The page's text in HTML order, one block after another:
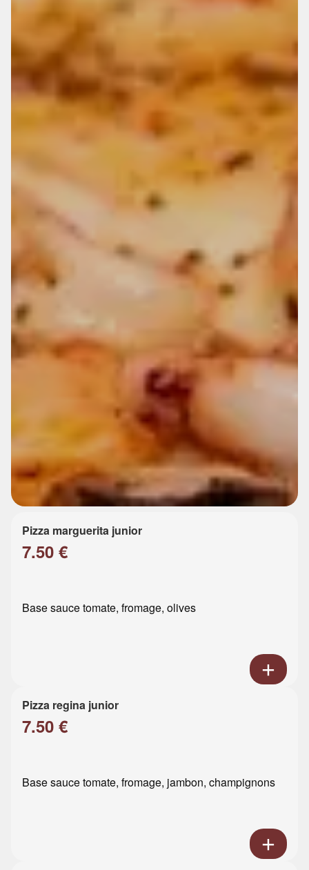
Pizza marguerita junior
7.50 €
Base sauce tomate, fromage, olives
Pizza regina junior
7.50 €
Base sauce tomate, fromage, jambon, champignons